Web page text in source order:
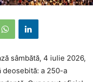
sâmbătă, 4 iulie 2026,
a 250-a